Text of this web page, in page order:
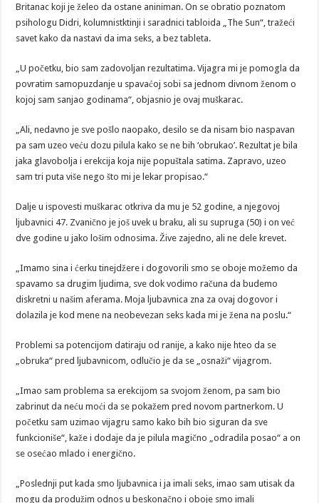
Britanac koji je želeo da ostane aniniman. On se obratio poznatom
psihologu Didri, kolumnistktinji i saradnici tabloida „The Sun“, tražeći
savet kako da nastavi da ima seks, a bez tableta.
„U početku, bio sam zadovoljan rezultatima. Vijagra mi je pomogla da
povratim samopuzdanje u spavaćoj sobi sa jednom divnom ženom o
kojoj sam sanjao godinama“, objasnio je ovaj muškarac.
„Ali, nedavno je sve pošlo naopako, desilo se da nisam bio naspavan
pa sam uzeo veću dozu pilula kako se ne bih ‘obrukao’. Rezultat je bila
jaka glavobolja i erekcija koja nije popuštala satima. Zapravo, uzeo
sam tri puta više nego što mi je lekar propisao.“
Dalje u ispovesti muškarac otkriva da mu je 52 godine, a njegovoj
ljubavnici 47. Zvanično je još uvek u braku, ali su supruga (50) i on već
dve godine u jako lošim odnosima. Žive zajedno, ali ne dele krevet.
„Imamo sina i ćerku tinejdžere i dogovorili smo se oboje možemo da
spavamo sa drugim ljudima, sve dok vodimo računa da budemo
diskretni u našim aferama. Moja ljubavnica zna za ovaj dogovor i
dolazila je kod mene na neobevezan seks kada mi je žena na poslu.“
Problemi sa potencijom datiraju od ranije, a kako nije hteo da se
„obruka“ pred ljubavnicom, odlučio je da se „osnaži“ vijagrom.
„Imao sam problema sa erekcijom sa svojom ženom, pa sam bio
zabrinut da neću moći da se pokažem pred novom partnerkom. U
početku sam uzimao vijagru samo kako bih bio siguran da sve
funkcioniše“, kaže i dodaje da je pilula magično „odradila posao“ a on
se osećao mlado i energično.
„Poslednji put kada smo ljubavnica i ja imali seks, imao sam utisak da
mogu da produžim odnos u beskonačno i oboje smo imali